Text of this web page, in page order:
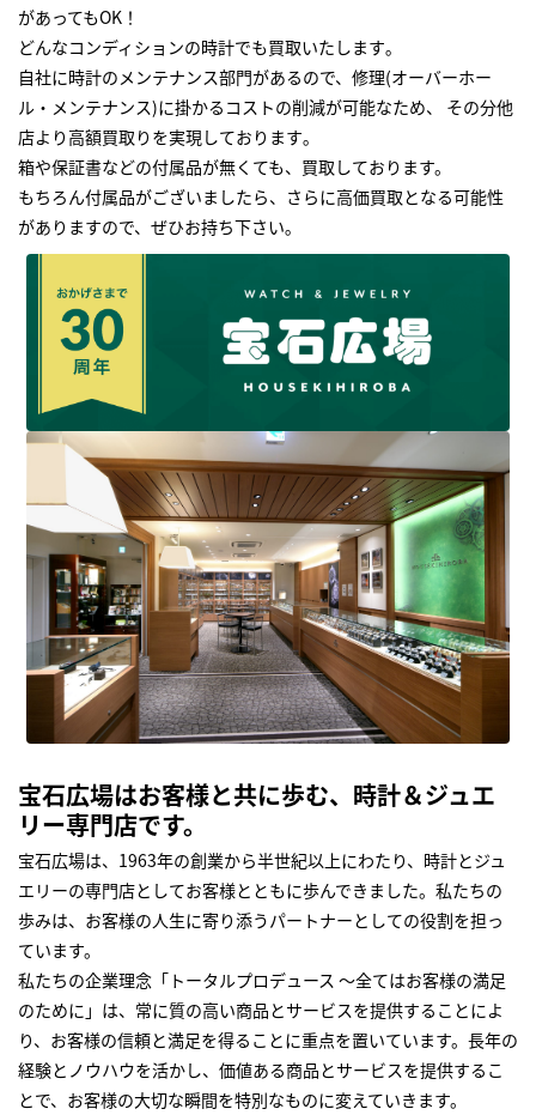
があってもOK！
どんなコンディションの時計でも買取いたします｡
自社に時計のメンテナンス部門があるので、修理(オーバーホー
ル・メンテナンス)に掛かるコストの削減が可能なため、 その分他
店より高額買取りを実現しております｡
箱や保証書などの付属品が無くても、買取しております。
もちろん付属品がございましたら、さらに高価買取となる可能性
がありますので、ぜひお持ち下さい｡
宝石広場はお客様と共に歩む、時計＆ジュエ
リー専門店です。
宝石広場は、1963年の創業から半世紀以上にわたり、時計とジュ
エリーの専門店としてお客様とともに歩んできました。私たちの
歩みは、お客様の人生に寄り添うパートナーとしての役割を担っ
ています。
私たちの企業理念「トータルプロデュース ～全てはお客様の満足
のために」は、常に質の高い商品とサービスを提供することによ
り、お客様の信頼と満足を得ることに重点を置いています。長年の
経験とノウハウを活かし、価値ある商品とサービスを提供するこ
とで、お客様の大切な瞬間を特別なものに変えていきます。